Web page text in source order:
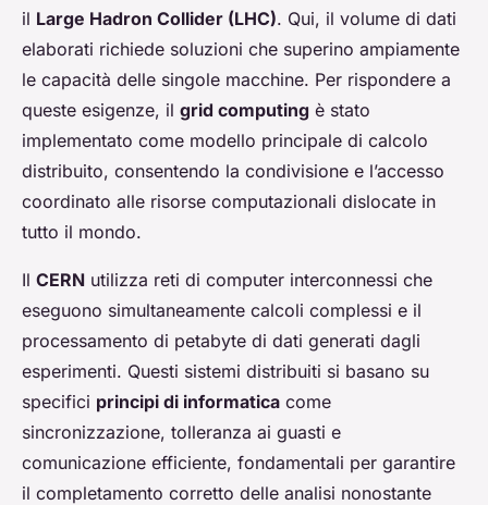
il Large Hadron Collider (LHC). Qui, il volume di dati
elaborati richiede soluzioni che superino ampiamente
le capacità delle singole macchine. Per rispondere a
queste esigenze, il grid computing è stato
implementato come modello principale di calcolo
distribuito, consentendo la condivisione e l’accesso
coordinato alle risorse computazionali dislocate in
tutto il mondo.
Il CERN utilizza reti di computer interconnessi che
eseguono simultaneamente calcoli complessi e il
processamento di petabyte di dati generati dagli
esperimenti. Questi sistemi distribuiti si basano su
specifici principi di informatica come
sincronizzazione, tolleranza ai guasti e
comunicazione efficiente, fondamentali per garantire
il completamento corretto delle analisi nonostante